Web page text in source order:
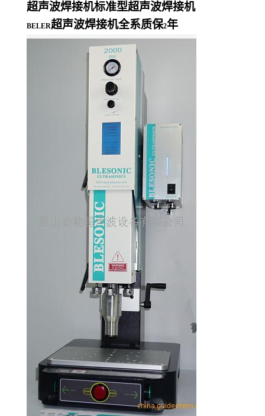
超声波焊接机标准型超声波焊接机
BELER超声波焊接机全系质保2年